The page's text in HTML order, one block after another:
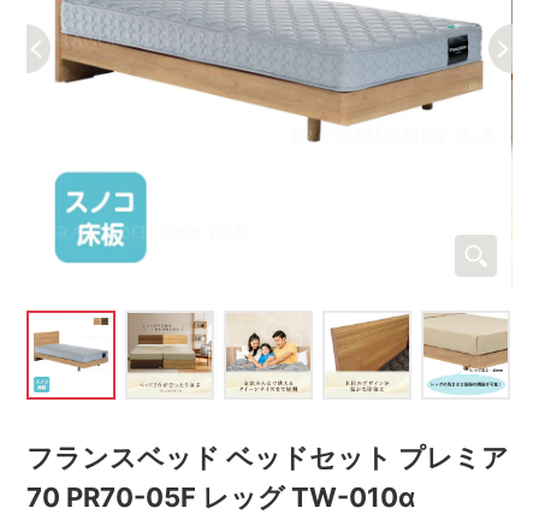
フランスベッド ベッドセット プレミア
70 PR70-05F レッグ TW-010α